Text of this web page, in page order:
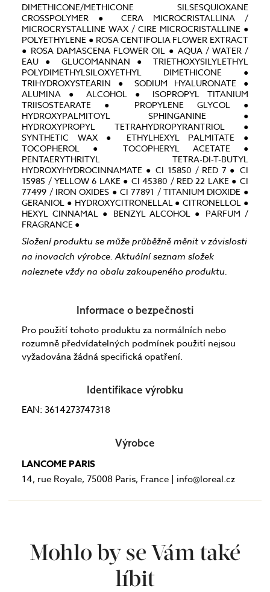
DIMETHICONE/METHICONE SILSESQUIOXANE
CROSSPOLYMER ● CERA MICROCRISTALLINA /
MICROCRYSTALLINE WAX / CIRE MICROCRISTALLINE ●
POLYETHYLENE ● ROSA CENTIFOLIA FLOWER EXTRACT
● ROSA DAMASCENA FLOWER OIL ● AQUA / WATER /
EAU ● GLUCOMANNAN ● TRIETHOXYSILYLETHYL
POLYDIMETHYLSILOXYETHYL DIMETHICONE ●
TRIHYDROXYSTEARIN ● SODIUM HYALURONATE ●
ALUMINA ● ALCOHOL ● ISOPROPYL TITANIUM
TRIISOSTEARATE ● PROPYLENE GLYCOL ●
HYDROXYPALMITOYL SPHINGANINE ●
HYDROXYPROPYL TETRAHYDROPYRANTRIOL ●
SYNTHETIC WAX ● ETHYLHEXYL PALMITATE ●
TOCOPHEROL ● TOCOPHERYL ACETATE ●
PENTAERYTHRITYL TETRA-DI-T-BUTYL
HYDROXYHYDROCINNAMATE ● CI 15850 / RED 7 ● CI
15985 / YELLOW 6 LAKE ● CI 45380 / RED 22 LAKE ● CI
77499 / IRON OXIDES ● CI 77891 / TITANIUM DIOXIDE ●
GERANIOL ● HYDROXYCITRONELLAL ● CITRONELLOL ●
HEXYL CINNAMAL ● BENZYL ALCOHOL ● PARFUM /
FRAGRANCE ●
Složení produktu se může průběžně měnit v závislosti
na inovacích výrobce. Aktuální seznam složek
naleznete vždy na obalu zakoupeného produktu.
Informace o bezpečnosti
Pro použití tohoto produktu za normálních nebo
rozumně předvídatelných podmínek použití nejsou
vyžadována žádná specifická opatření.
Identifikace výrobku
EAN: 3614273747318
Výrobce
LANCOME PARIS
14, rue Royale, 75008 Paris, France | info@loreal.cz
Mohlo by se Vám také
líbit